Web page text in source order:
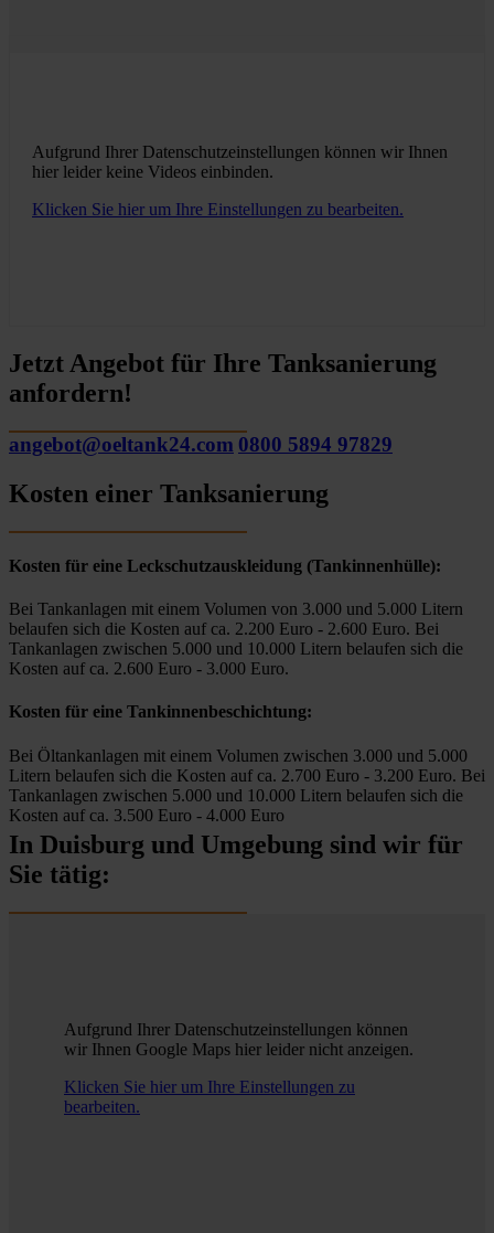
Aufgrund Ihrer Datenschutzeinstellungen können wir Ihnen
hier leider keine Videos einbinden.
Klicken Sie hier um Ihre Einstellungen zu bearbeiten.
Jetzt Angebot für Ihre Tanksanierung
anfordern!
angebot@oeltank24.com 0800 5894 97829
Kosten einer Tanksanierung
Kosten für eine Leckschutzauskleidung (Tankinnenhülle):
Bei Tankanlagen mit einem Volumen von 3.000 und 5.000 Litern
belaufen sich die Kosten auf ca. 2.200 Euro - 2.600 Euro. Bei
Tankanlagen zwischen 5.000 und 10.000 Litern belaufen sich die
Kosten auf ca. 2.600 Euro - 3.000 Euro.
Kosten für eine Tankinnenbeschichtung:
Bei Öltankanlagen mit einem Volumen zwischen 3.000 und 5.000
Litern belaufen sich die Kosten auf ca. 2.700 Euro - 3.200 Euro. Bei
Tankanlagen zwischen 5.000 und 10.000 Litern belaufen sich die
Kosten auf ca. 3.500 Euro - 4.000 Euro
In Duisburg und Umgebung sind wir für
Sie tätig:
Aufgrund Ihrer Datenschutzeinstellungen können
wir Ihnen Google Maps hier leider nicht anzeigen.
Klicken Sie hier um Ihre Einstellungen zu
bearbeiten.